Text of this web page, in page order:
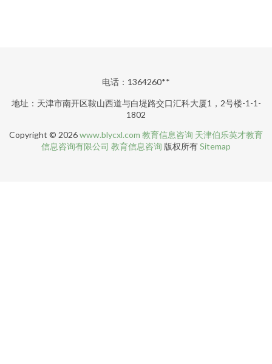
电话：1364260**
地址：天津市南开区鞍山西道与白堤路交口汇科大厦1，2号楼-1-1-
1802
Copyright © 2026www.blycxl.com 教育信息咨询 天津伯乐英才教育
信息咨询有限公司 教育信息咨询 版权所有Sitemap